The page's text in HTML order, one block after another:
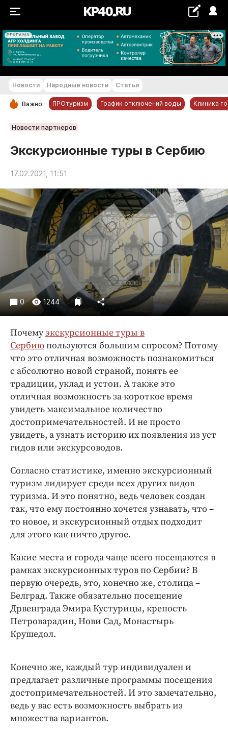
РЕКЛАМА
+22...+23 °С
РУБРИКИ
Новости компаний
Статьи
Народные новости
Авто и транспорт
Благоустройство
Криминал
Культура
Недвижимость и ЖКХ
Образование
Общество
Погода
Происшествия
Спорт
Экономика и бизнес
ПРОЕКТЫ
Блоги
Издания
Медиаперсона
Клиника года
Бренд года
Работодатель года
Новости Народные новости Статьи
Важно: ПРОтуризм График отключений воды Клиника
Новости партнеров
Экскурсионные туры в Сербию
17.02.2021, 11:51
0 1244
Почемуэкскурсионные туры в
Сербиюпользуются большим спросом? Потому
что это отличная возможность познакомиться
с абсолютно новой страной, понять ее
традиции, уклад и устои. А также это
отличная возможность за короткое время
увидеть максимальное количество
достопримечательностей. И не просто
увидеть, а узнать историю их появления из уст
гидов или экскурсоводов.
Согласно статистике, именно экскурсионный
туризм лидирует среди всех других видов
туризма. И это понятно, ведь человек создан
так, что ему постоянно хочется узнавать, что –
то новое, и экскурсионный отдых подходит
для этого как ничто другое.
Какие места и города чаще всего посещаются в
рамках экскурсионных туров по Сербии? В
первую очередь, это, конечно же, столица –
Белград. Также обязательно посещение
Дрвенграда Эмира Кустурицы, крепость
Петроварадин, Нови Сад, Монастырь
Крушедол.
Конечно же, каждый тур индивидуален и
предлагает различные программы посещения
достопримечательностей. И это замечательно,
ведь у вас есть возможность выбрать из
множества вариантов.